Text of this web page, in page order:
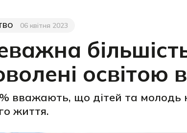
06 квітня 2023
освітою в
вважають, що дітей та молодь
життя.